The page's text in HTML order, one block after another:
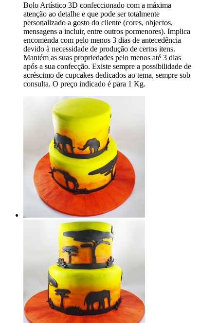
Bolo Artístico 3D confeccionado com a máxima
atenção ao detalhe e que pode ser totalmente
personalizado a gosto do cliente (cores, objectos,
mensagens a incluir, entre outros pormenores). Implica
encomenda com pelo menos 3 dias de antecedência
devido à necessidade de produção de certos itens.
Mantém as suas propriedades pelo menos até 3 dias
após a sua confecção. Existe sempre a possibilidade de
acréscimo de cupcakes dedicados ao tema, sempre sob
consulta. O preço indicado é para 1 Kg.